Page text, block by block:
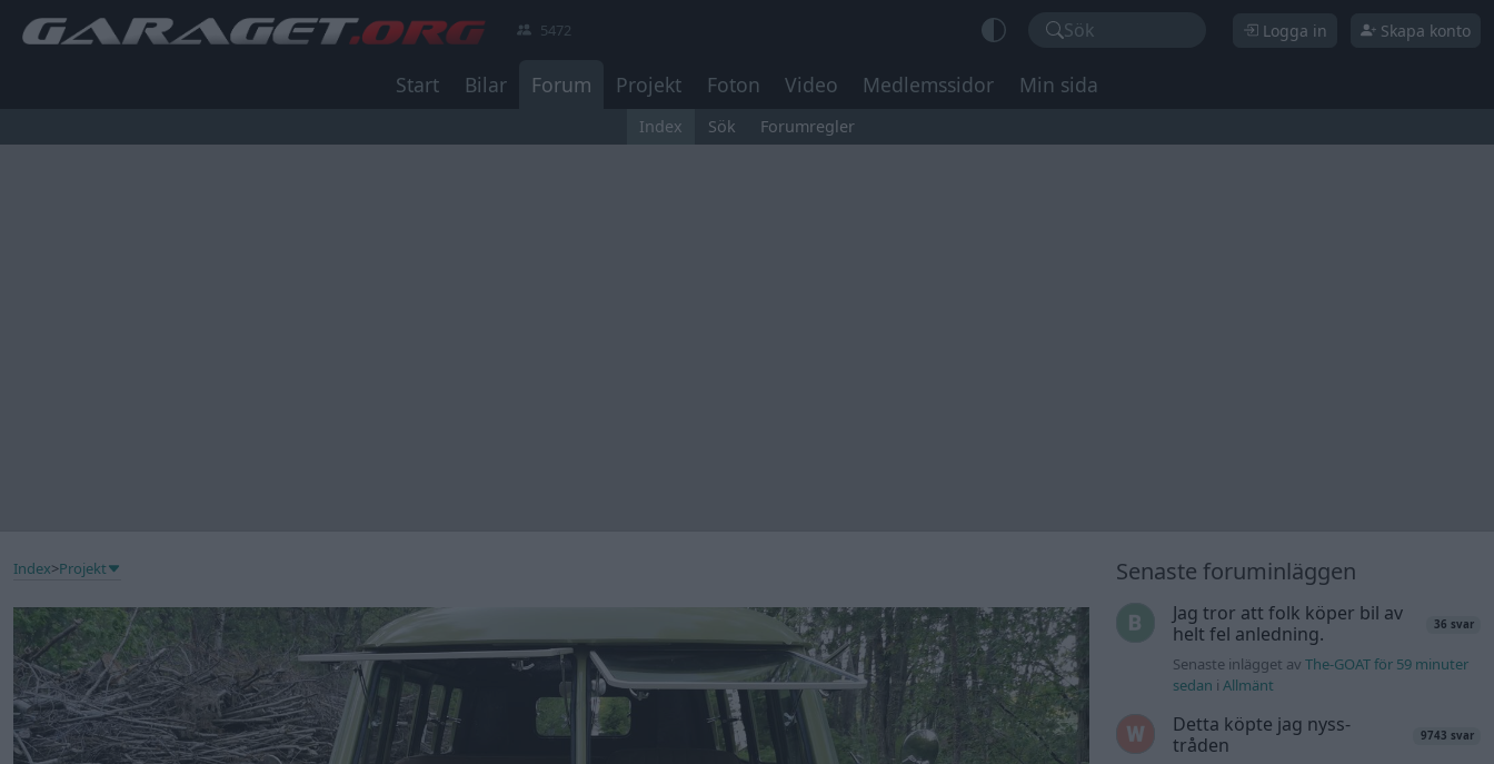
5472 Sök Logga in Skapa konto
Start Bilar Forum Projekt Foton Video Medlemssidor Min sida
Index Sök Forumregler
Index>Projekt Senaste foruminläggen
Jag tror att folk köper bil av
helt fel anledning.
36 svar
Senaste inlägget avThe-GOAT för 59 minuter
sedan iAllmänt
Detta köpte jag nyss-
tråden
9743 svar